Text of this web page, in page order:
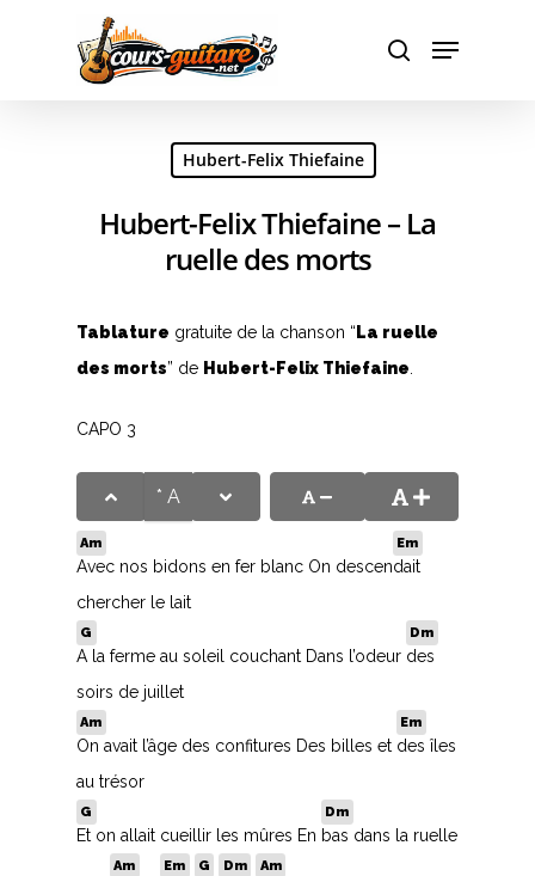
Hit enter to search or ESC to close
Hubert-Felix Thiefaine
Hubert-Felix Thiefaine – La
ruelle des morts
Tablature gratuite de la chanson “ La ruelle
des morts” de Hubert-Felix Thiefaine
CAPO 3
Am
Avec nos bidons en fer blanc On descen
Em
dait
chercher le lait
G
A la ferme au soleil couchant Dans l’odeur
Dm
des
soirs de juillet
Am
On avait l’âge des confitures Des billes et
Em
des îles
au trésor
G
Et on allait cueillir les mûres En
Dm
bas dans la ruelle
Am Em G Dm Am